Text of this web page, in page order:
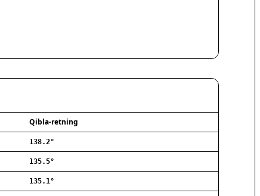
Sønderborg
Nørresundby
Albertslund
Allerød
Qibla-retning
138.2°
135.5°
135.1°